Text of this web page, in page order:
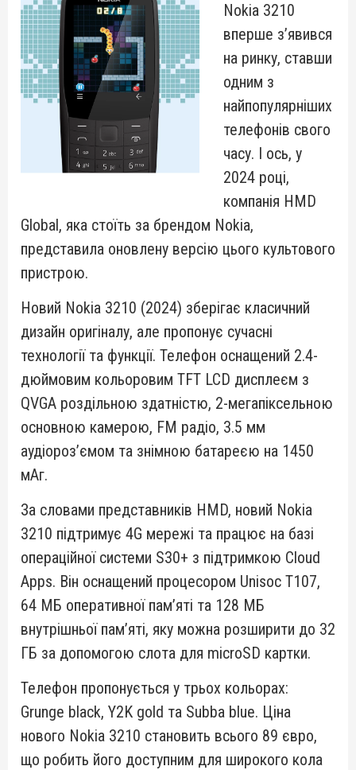
Nokia 3210
вперше з’явився
на ринку, ставши
одним з
найпопулярніших
телефонів свого
часу. І ось, у
2024 році,
компанія HMD
Global, яка стоїть за брендом Nokia,
представила оновлену версію цього культового
пристрою.
Новий Nokia 3210 (2024) зберігає класичний
дизайн оригіналу, але пропонує сучасні
технології та функції. Телефон оснащений 2.4-
дюймовим кольоровим TFT LCD дисплеєм з
QVGA роздільною здатністю, 2-мегапіксельною
основною камерою, FM радіо, 3.5 мм
аудіороз’ємом та знімною батареєю на 1450
мАг.
За словами представників HMD, новий Nokia
3210 підтримує 4G мережі та працює на базі
операційної системи S30+ з підтримкою Cloud
Apps. Він оснащений процесором Unisoc T107,
64 МБ оперативної пам’яті та 128 МБ
внутрішньої пам’яті, яку можна розширити до 32
ГБ за допомогою слота для microSD картки.
Телефон пропонується у трьох кольорах:
Grunge black, Y2K gold та Subba blue. Ціна
нового Nokia 3210 становить всього 89 євро,
що робить його доступним для широкого кола